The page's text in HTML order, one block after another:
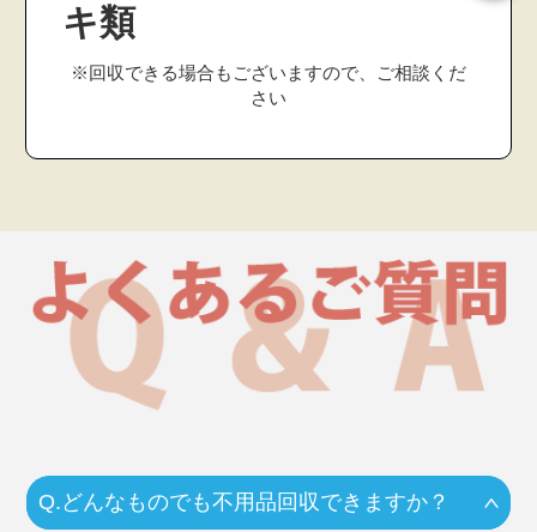
キ類
※回収できる場合もございますので、ご相談くだ
さい
Q.どんなものでも不用品回収できますか？